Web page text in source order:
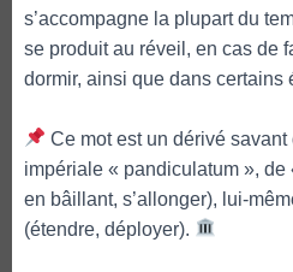
s’accompagne la plupart du
se produit au réveil, en cas de
dormir, ainsi que dans certains
Ce mot est un dérivé savant
impériale « pandiculatum », de
en bâillant, s’allonger), lui-
(étendre, déployer).